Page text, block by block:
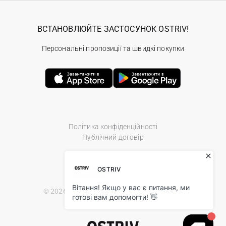
Політика конфіденційності
Публічний договір
© 2026 Ostriv.ua Store. All Rights Reserved.
ВСТАНОВЛЮЙТЕ ЗАСТОСУНОК OSTRIV!
Персональні пропозиції та швидкі покупки